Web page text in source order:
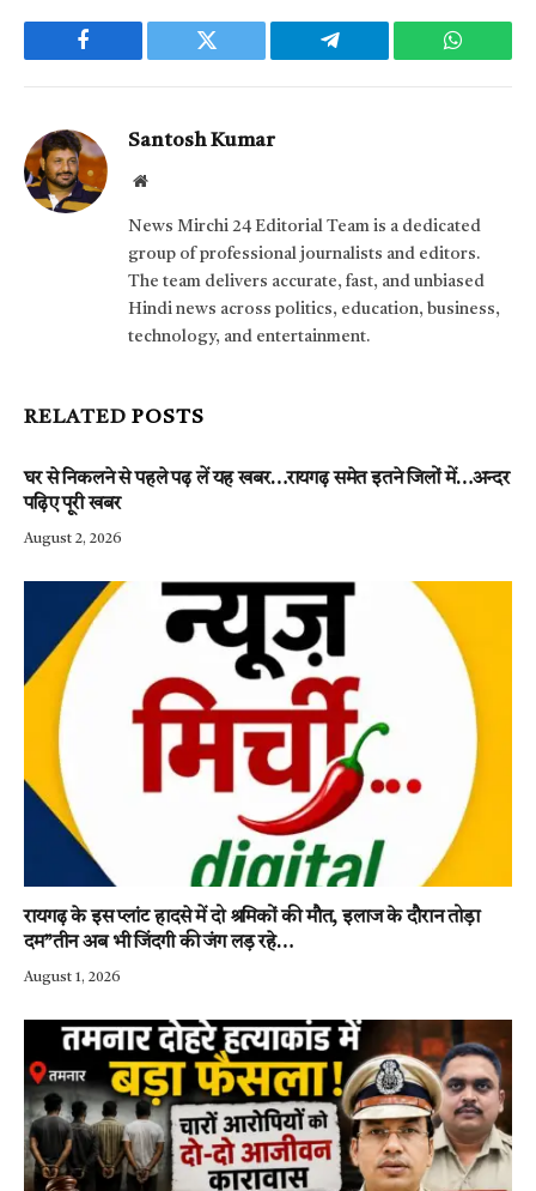
Facebook Twitter Telegram
Santosh Kumar
Website
News Mirchi 24 Editorial Team is a dedicated
group of professional journalists and editors.
The team delivers accurate, fast, and unbiased
Hindi news across politics, education, business,
technology, and entertainment.
RELATEDPOSTS
घर से निकलने से पहले पढ़ लें यह खबर…रायगढ़ समेत इतने जिलों में…अन्दर
पढ़िए पूरी खबर
August 2, 2026
रायगढ़ के इस प्लांट हादसे में दो श्रमिकों की मौत, इलाज के दौरान तोड़ा
दम”तीन अब भी जिंदगी की जंग लड़ रहे…
August 1, 2026